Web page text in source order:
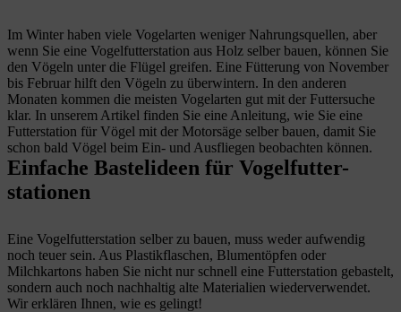
Im Winter haben viele Vogelarten weniger Nahrungsquellen, aber
wenn Sie eine Vogelfutterstation aus Holz selber bauen, können Sie
den Vögeln unter die Flügel greifen. Eine Fütterung von November
bis Februar hilft den Vögeln zu überwintern. In den anderen
Monaten kommen die meisten Vogelarten gut mit der Futtersuche
klar. In unserem Artikel finden Sie eine Anleitung, wie Sie eine
Futterstation für Vögel mit der Motorsäge selber bauen, damit Sie
schon bald Vögel beim Ein- und Ausfliegen beobachten können.
Einfache Bastelideen für Vogelfutter-
stationen
Eine Vogelfutterstation selber zu bauen, muss weder aufwendig
noch teuer sein. Aus Plastikflaschen, Blumentöpfen oder
Milchkartons haben Sie nicht nur schnell eine Futterstation gebastelt,
sondern auch noch nachhaltig alte Materialien wiederverwendet.
Wir erklären Ihnen, wie es gelingt!